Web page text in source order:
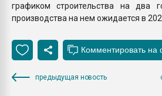
графиком строительства на
производства на нем ожидается в
предыдущая новость